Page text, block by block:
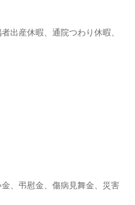
出産休暇、通院つわり休暇、
、弔慰金、傷病見舞金、災害